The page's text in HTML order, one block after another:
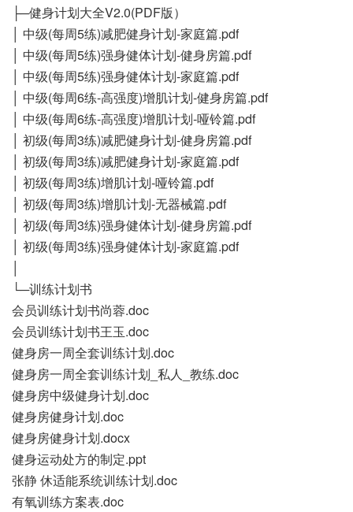
├─健身计划大全V2.0(PDF版）
│ 中级(每周5练)减肥健身计划-家庭篇.pdf
│ 中级(每周5练)强身健体计划-健身房篇.pdf
│ 中级(每周5练)强身健体计划-家庭篇.pdf
│ 中级(每周6练-高强度)增肌计划-健身房篇.pdf
│ 中级(每周6练-高强度)增肌计划-哑铃篇.pdf
│ 初级(每周3练)减肥健身计划-健身房篇.pdf
│ 初级(每周3练)减肥健身计划-家庭篇.pdf
│ 初级(每周3练)增肌计划-哑铃篇.pdf
│ 初级(每周3练)增肌计划-无器械篇.pdf
│ 初级(每周3练)强身健体计划-健身房篇.pdf
│ 初级(每周3练)强身健体计划-家庭篇.pdf
└─训练计划书
会员训练计划书尚蓉.doc
会员训练计划书王玉.doc
健身房一周全套训练计划.doc
健身房一周全套训练计划_私人_教练.doc
健身房中级健身计划.doc
健身房健身计划.doc
健身房健身计划.docx
健身运动处方的制定.ppt
张静 休适能系统训练计划.doc
有氧训练方案表.doc